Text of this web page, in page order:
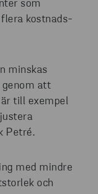
som
kostnads-
minskas
genom att
till exempel
Petré.
med mindre
och